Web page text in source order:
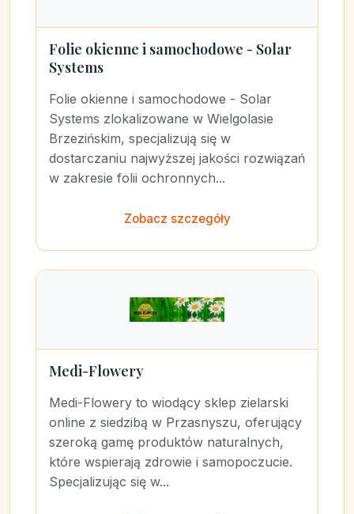
Folie okienne i samochodowe - Solar
Systems
Folie okienne i samochodowe - Solar
Systems zlokalizowane w Wielgolasie
Brzezińskim, specjalizują się w
dostarczaniu najwyższej jakości rozwiązań
w zakresie folii ochronnych...
Zobacz szczegóły
Medi-Flowery
Medi-Flowery to wiodący sklep zielarski
online z siedzibą w Przasnyszu, oferujący
szeroką gamę produktów naturalnych,
które wspierają zdrowie i samopoczucie.
Specjalizując się w...